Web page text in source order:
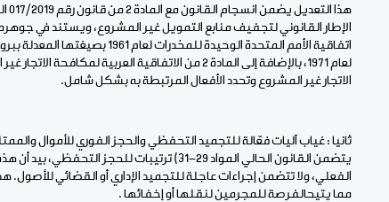
الاتجار غير المشروع وتحدد الأفعال المرتبطة به بشكل شامل.
ثانيا : غياب آليات فعّالة للتجميد التحفظي والحجز الفوري للأموال
يتضمن القانون الحالي المواد 29-31) ترتيبات
الفعلي، ولا تتضمن إجراءات عاجلة للتجميد الإداري أو القضائي
مما يتيحالفرصة للمجرمين لنقلها أو إخفائها .